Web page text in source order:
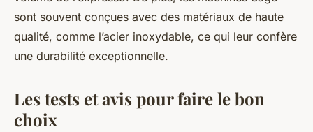
sont souvent conçues avec des matériaux de haute
qualité, comme l’acier inoxydable, ce qui leur confère
une durabilité exceptionnelle.
Les tests et avis pour faire le bon
choix